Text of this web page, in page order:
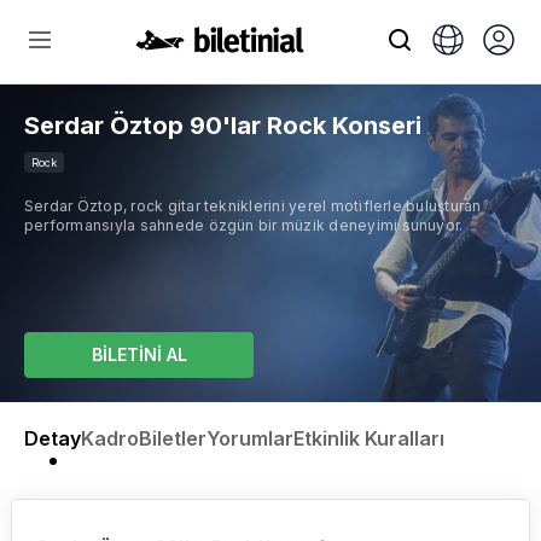
Serdar Öztop 90'lar Rock Konseri
Rock
Serdar Öztop, rock gitar tekniklerini yerel motiflerle buluşturan
performansıyla sahnede özgün bir müzik deneyimi sunuyor.
BİLETİNİ AL
DetayKadroBiletlerYorumlarEtkinlik Kuralları